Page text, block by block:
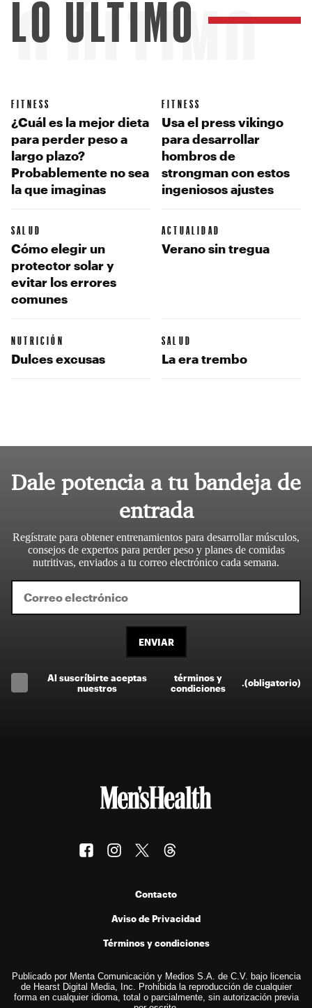
ÚLTIMO
LO ÚLTIMO
FITNESS
¿Cuál es la mejor dieta
para perder peso a
largo plazo?
Probablemente no sea
la que imaginas
FITNESS
Usa el press vikingo
para desarrollar
hombros de
strongman con estos
ingeniosos ajustes
SALUD
Cómo elegir un
protector solar y
evitar los errores
comunes
ACTUALIDAD
Verano sin tregua
NUTRICIÓN
Dulces excusas
SALUD
La era trembo
Dale potencia a tu bandeja de
entrada
Regístrate para obtener entrenamientos para desarrollar músculos,
consejos de expertos para perder peso y planes de comidas
nutritivas, enviados a tu correo electrónico cada semana.
ENVIAR
Al suscríbirte aceptas
nuestros
términos y
condiciones
.(obligatorio)
Contacto
Aviso de Privacidad
Términos y condiciones
Publicado por Menta Comunicación y Medios S.A. de C.V. bajo licencia
de Hearst Digital Media, Inc. Prohibida la reproducción de cualquier
forma en cualquier idioma, total o parcialmente, sin autorización previa